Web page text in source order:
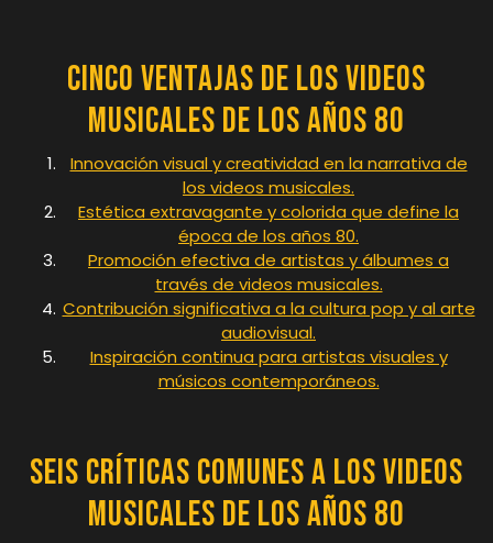
Cinco Ventajas de los Videos
Musicales de los Años 80
Innovación visual y creatividad en la narrativa de
los videos musicales.
Estética extravagante y colorida que define la
época de los años 80.
Promoción efectiva de artistas y álbumes a
través de videos musicales.
Contribución significativa a la cultura pop y al arte
audiovisual.
Inspiración continua para artistas visuales y
músicos contemporáneos.
Seis Críticas Comunes a los Videos
Musicales de los Años 80